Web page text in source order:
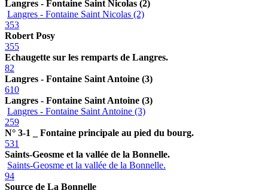
Langres - Fontaine Saint Nicolas (2)
Langres - Fontaine Saint Nicolas (2)
353
Robert Posy
355
Echaugette sur les remparts de Langres.
82
Langres - Fontaine Saint Antoine (3)
610
Langres - Fontaine Saint Antoine (3)
Langres - Fontaine Saint Antoine (3)
259
N° 3-1 _ Fontaine principale au pied du bourg.
531
Saints-Geosme et la vallée de la Bonnelle.
Saints-Geosme et la vallée de la Bonnelle.
94
Source de La Bonnelle